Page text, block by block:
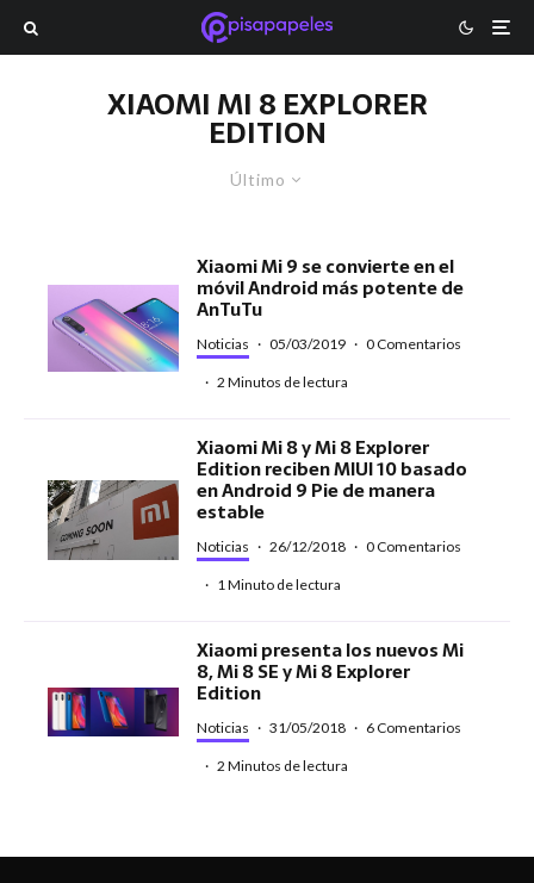
XIAOMI MI 8 EXPLORER
EDITION
Último
Xiaomi Mi 9 se convierte en el
móvil Android más potente de
AnTuTu
Noticias · 05/03/2019 · 0 Comentarios
· 2 Minutos de lectura
Xiaomi Mi 8 y Mi 8 Explorer
Edition reciben MIUI 10 basado
en Android 9 Pie de manera
estable
Noticias · 26/12/2018 · 0 Comentarios
· 1 Minuto de lectura
Xiaomi presenta los nuevos Mi
8, Mi 8 SE y Mi 8 Explorer
Edition
Noticias · 31/05/2018 · 6 Comentarios
· 2 Minutos de lectura